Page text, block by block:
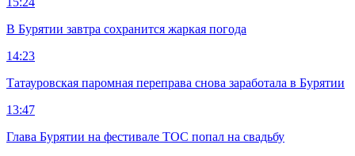
В Бурятии завтра сохранится жаркая погода
14:23
Татауровская паромная переправа снова заработала в Бурятии
13:47
Глава Бурятии на фестивале ТОС попал на свадьбу